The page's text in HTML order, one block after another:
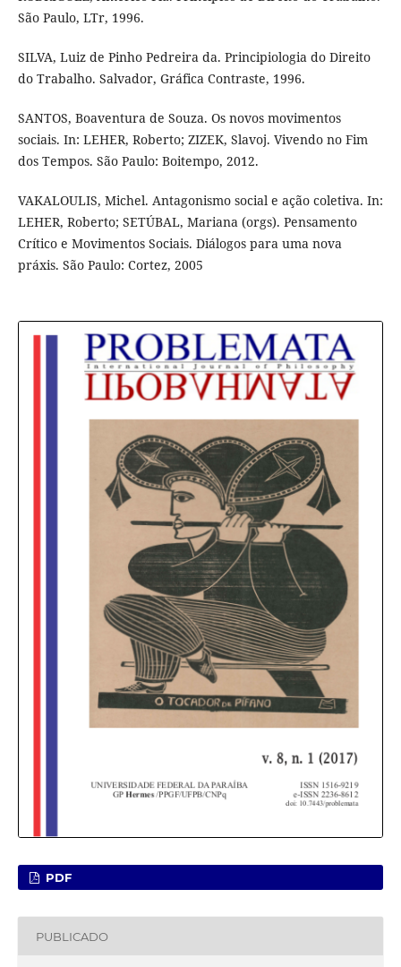
São Paulo, LTr, 1996.
SILVA, Luiz de Pinho Pedreira da. Principiologia do Direito
do Trabalho. Salvador, Gráfica Contraste, 1996.
SANTOS, Boaventura de Souza. Os novos movimentos
sociais. In: LEHER, Roberto; ZIZEK, Slavoj. Vivendo no Fim
dos Tempos. São Paulo: Boitempo, 2012.
VAKALOULIS, Michel. Antagonismo social e ação coletiva. In:
LEHER, Roberto; SETÚBAL, Mariana (orgs). Pensamento
Crítico e Movimentos Sociais. Diálogos para uma nova
práxis. São Paulo: Cortez, 2005
PDF
PUBLICADO